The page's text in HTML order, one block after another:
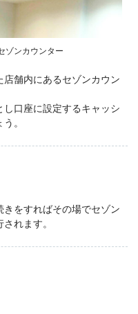
ゾンカウンター
舗内にあるセゾンカウン
口座に設定するキャッシ
。
をすればその場でセゾン
れます。